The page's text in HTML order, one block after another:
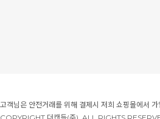
고객님은 안전거래를 위해 결제시 저희 쇼핑몰에서